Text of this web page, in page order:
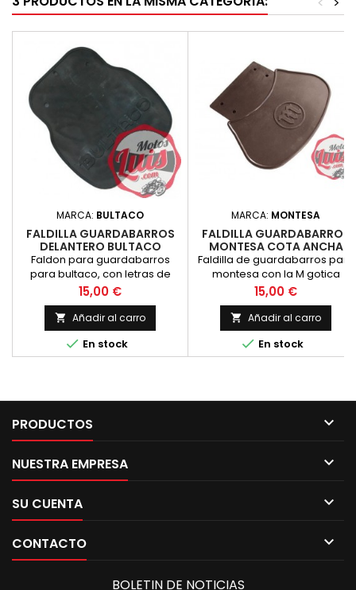
MARCA: BULTACO
FALDILLA GUARDABARROS
DELANTERO BULTACO
Faldon para guardabarros
para bultaco, con letras de
bultaco en relieve
Precio
15,00 €
 Añadir al carro
 En stock
MARCA: MONTESA
FALDILLA GUARDABARROS
MONTESA COTA ANCHA
Faldilla de guardabarros para
montesa con la M gotica
grabada
Precio
15,00 €
 Añadir al carro
 En stock
PRODUCTOS 
NUESTRA EMPRESA 
SU CUENTA 
CONTACTO 
BOLETIN DE NOTICIAS